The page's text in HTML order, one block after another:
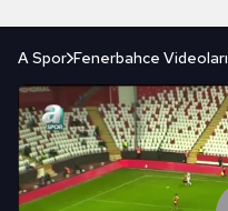
A Spor Fenerbahce Videoları